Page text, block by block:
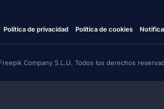
Política de privacidad Política de cookies
Company S.L.U. Todos los derechos